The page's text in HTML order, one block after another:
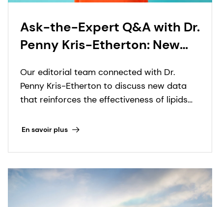
Ask-the-Expert Q&A with Dr.
Penny Kris-Etherton: New
Effectiveness of Lipids for
Heart Health
Our editorial team connected with Dr.
Penny Kris-Etherton to discuss new data
that reinforces the effectiveness of lipids
En savoir plus